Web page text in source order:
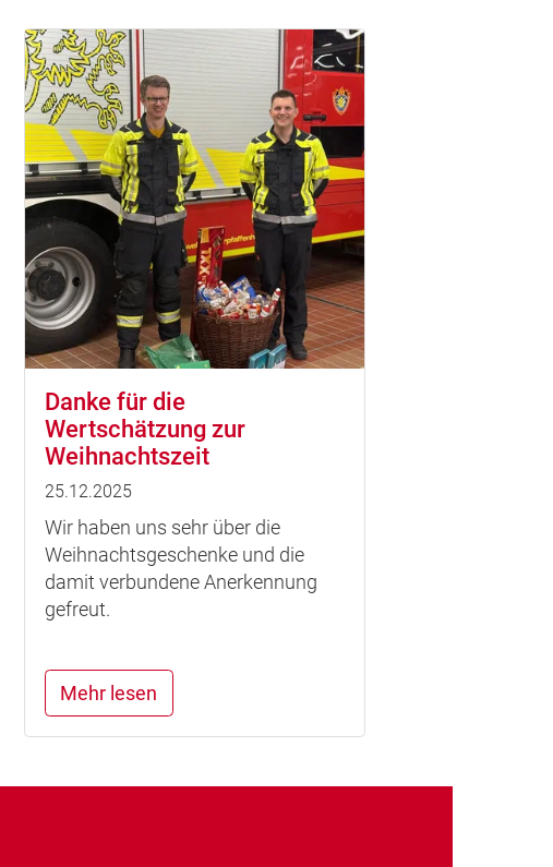
Danke für die
Wertschätzung zur
Weihnachtszeit
25.12.2025
Wir haben uns sehr über die
Weihnachtsgeschenke und die
damit verbundene Anerkennung
gefreut.
Mehr lesen